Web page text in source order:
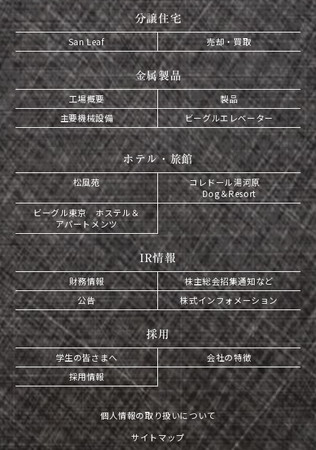
分譲住宅
San Leaf 売却・買取
金属製品
工場概要
製品
主要機械設備
ビーグルエレベーター
ホテル・旅館
松風苑
コレドール湯河原
Dog＆Resort
ビーグル東京 ホステル＆
アパートメンツ
IR情報
財務情報
株主総会招集通知など
公告
株式インフォメーション
採用
学生の皆さまへ
会社の特徴
採用情報
個人情報の取り扱いについて
サイトマップ